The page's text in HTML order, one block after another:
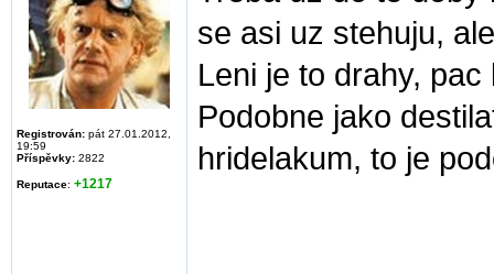
Registrován: pát 27.01.2012,
19:59
Příspěvky: 2822
Reputace: +1217
se asi uz stehuju,
Leni je to drahy,
Podobne jako
hridelakum, to je